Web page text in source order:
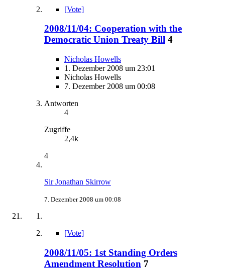
[Vote]
2008/11/04: Cooperation with the
Democratic Union Treaty Bill 4
Nicholas Howells
1. Dezember 2008 um 23:01
Nicholas Howells
7. Dezember 2008 um 00:08
Antworten
4
Zugriffe
2,4k
4
Sir Jonathan Skirrow
7. Dezember 2008 um 00:08
[Vote]
2008/11/05: 1st Standing Orders
Amendment Resolution 7